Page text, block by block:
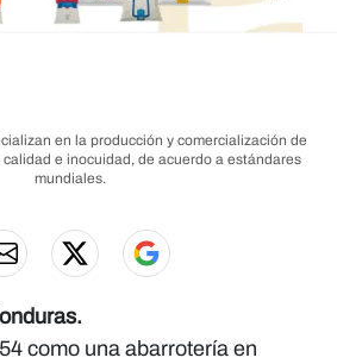
en la producción y comercialización de
e inocuidad, de acuerdo a estándares
mundiales.
como una abarrotería en